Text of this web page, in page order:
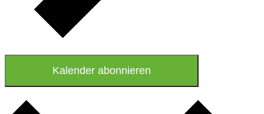
Kalender abonnieren